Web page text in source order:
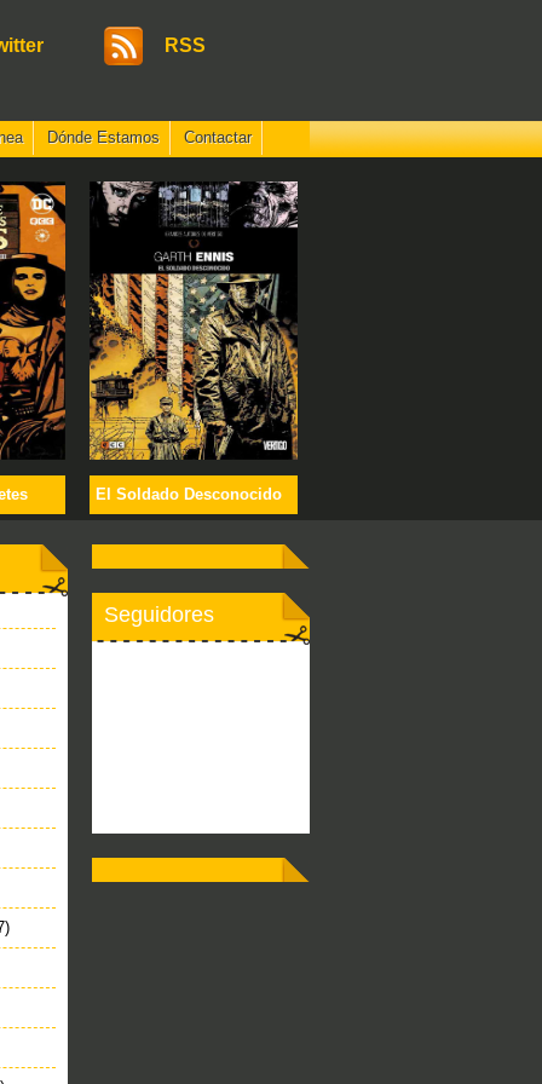
RSS
Dónde Estamos Contactar
El Soldado Desconocido
Seguidores